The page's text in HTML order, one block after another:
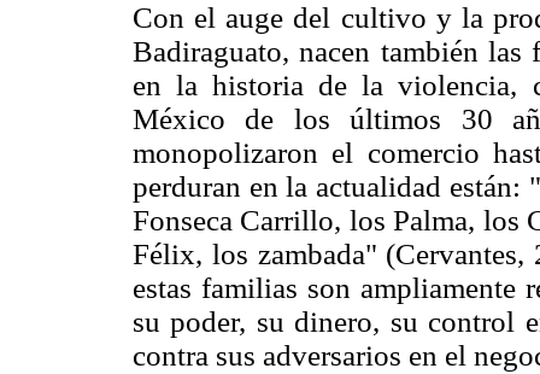
Con el auge del cultivo y la
Badiraguato, nacen también las
en la historia de la violencia,
México de los últimos 30
monopolizaron el comercio
perduran en la actualidad
Fonseca Carrillo, los Palma, los
Félix, los zambada"
estas familias son ampliamente
su poder, su dinero, su control
contra sus adversarios en el